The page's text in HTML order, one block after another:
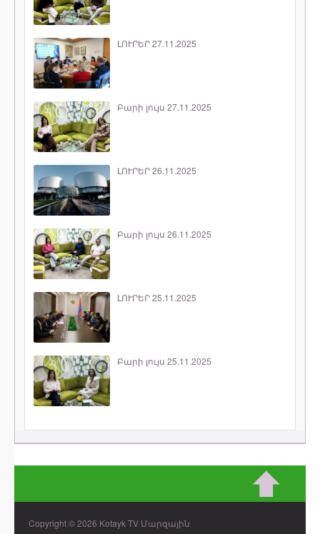
ԼՈՒՐԵՐ 27.11.2025
Բարի լույս 27.11.2025
ԼՈՒՐԵՐ 26.11.2025
Բարի լույս 26.11.2025
ԼՈՒՐԵՐ 25.11.2025
Բարի լույս 25.11.2025
Copyright © 2026 Kotayk TV Մարզային